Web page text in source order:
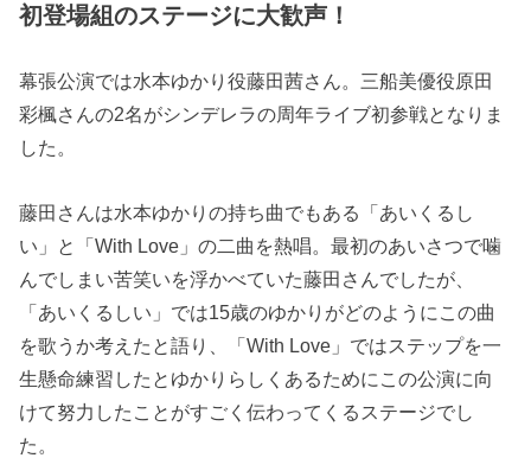
初登場組のステージに大歓声！
幕張公演では水本ゆかり役藤田茜さん。三船美優役原田
彩楓さんの2名がシンデレラの周年ライブ初参戦となりま
した。
藤田さんは水本ゆかりの持ち曲でもある「あいくるし
い」と「With Love」の二曲を熱唱。最初のあいさつで噛
んでしまい苦笑いを浮かべていた藤田さんでしたが、
「あいくるしい」では15歳のゆかりがどのようにこの曲
を歌うか考えたと語り、「With Love」ではステップを一
生懸命練習したとゆかりらしくあるためにこの公演に向
けて努力したことがすごく伝わってくるステージでし
た。